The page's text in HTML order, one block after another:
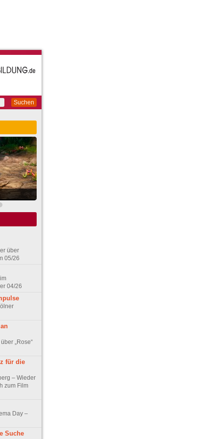
Suchen
über
05/26
04/26
„Rose“
für die
– Wieder
zum Film
Day –
Suche